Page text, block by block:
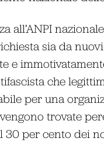
all’ANPI
sia da
e
che
per una
trovate
30 per cento dei